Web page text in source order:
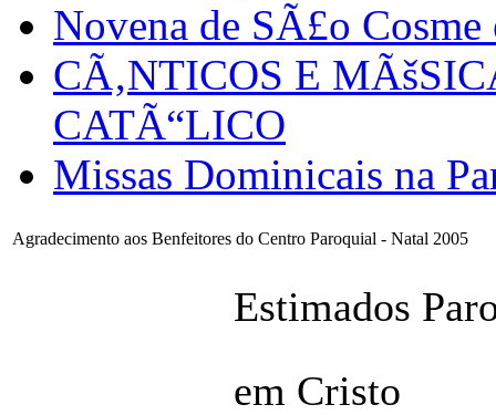
Novena de SÃ£o
CÃ‚NTICOS E
CATÃ“LICO
Missas Dominicais na
Agradecimento aos Benfeitores do Centro Paroquial - Natal 2005
Estimados
em Cristo